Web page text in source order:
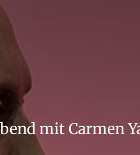
mit Carmen